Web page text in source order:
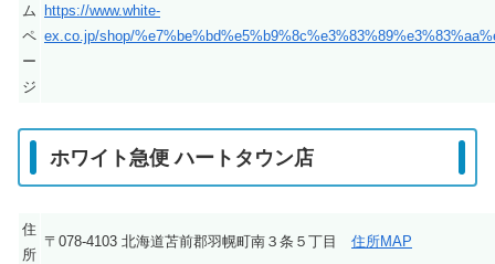
ム
ペ
ー
ジ
https://www.white-
ex.co.jp/shop/
ホワイト急便 ハートタウン店
住
所
〒078-4103 北海道苫前郡羽幌町南３条５丁目 住所MAP